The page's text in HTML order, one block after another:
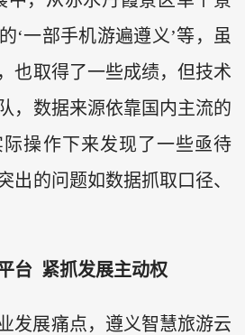
‘一部手机游遍遵义’等，虽
也取得了一些成绩，但技术
，数据来源依靠国内主流的
际操作下来发现了一些亟待
出的问题如数据抓取口径、
台 紧抓发展主动权
发展痛点，遵义智慧旅游云